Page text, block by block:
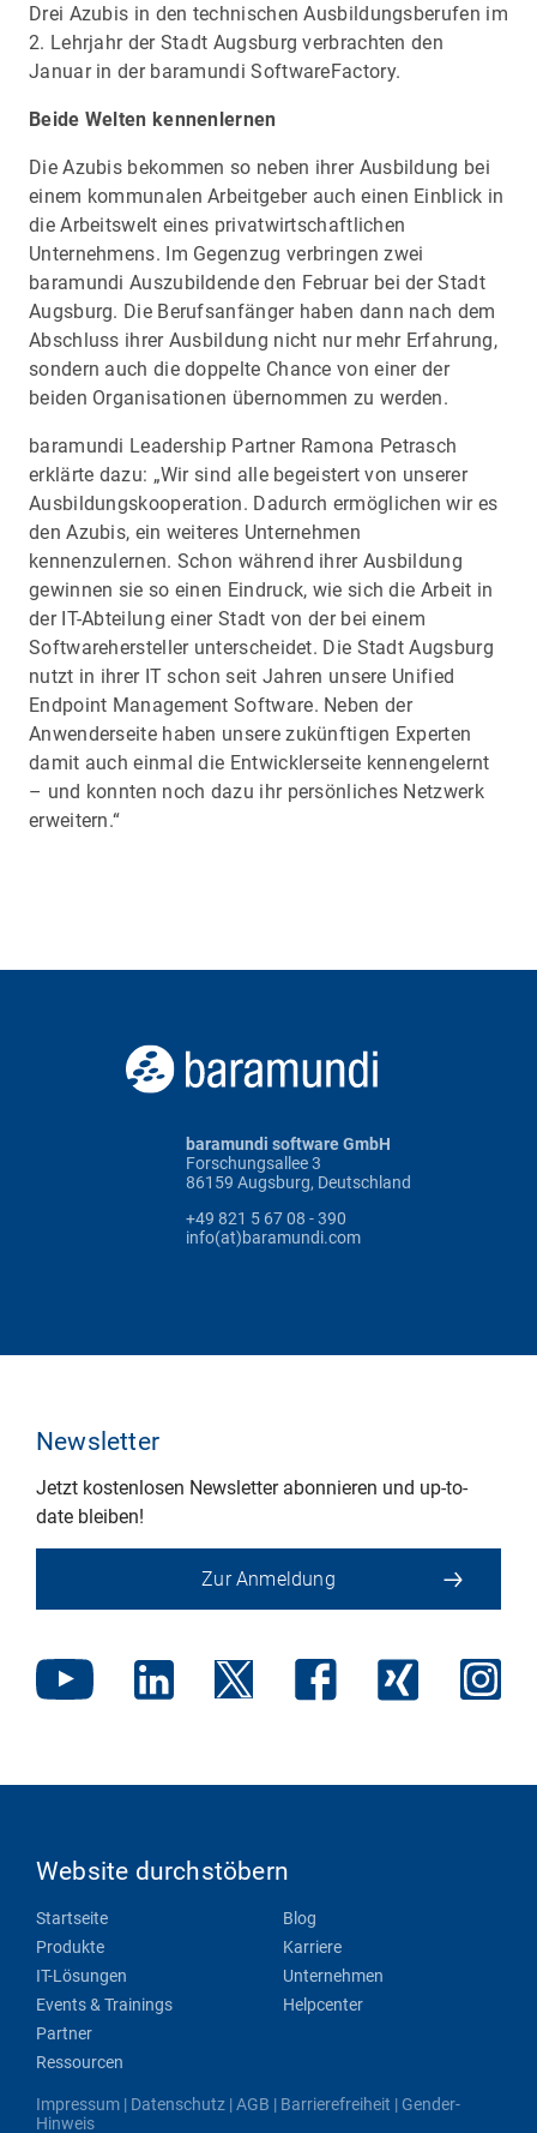
Drei Azubis in den technischen Ausbildungsberufen im
2. Lehrjahr der Stadt Augsburg verbrachten den
Januar in der baramundi SoftwareFactory.
Beide Welten kennenlernen
Die Azubis bekommen so neben ihrer Ausbildung bei
einem kommunalen Arbeitgeber auch einen Einblick in
die Arbeitswelt eines privatwirtschaftlichen
Unternehmens. Im Gegenzug verbringen zwei
baramundi Auszubildende den Februar bei der Stadt
Augsburg. Die Berufsanfänger haben dann nach dem
Abschluss ihrer Ausbildung nicht nur mehr Erfahrung,
sondern auch die doppelte Chance von einer der
beiden Organisationen übernommen zu werden.
baramundi Leadership Partner Ramona Petrasch
erklärte dazu: „Wir sind alle begeistert von unserer
Ausbildungskooperation. Dadurch ermöglichen wir es
den Azubis, ein weiteres Unternehmen
kennenzulernen. Schon während ihrer Ausbildung
gewinnen sie so einen Eindruck, wie sich die Arbeit in
der IT-Abteilung einer Stadt von der bei einem
Softwarehersteller unterscheidet. Die Stadt Augsburg
nutzt in ihrer IT schon seit Jahren unsere Unified
Endpoint Management Software. Neben der
Anwenderseite haben unsere zukünftigen Experten
damit auch einmal die Entwicklerseite kennengelernt
– und konnten noch dazu ihr persönliches Netzwerk
erweitern.“
baramundi software GmbH
Forschungsallee 3
86159 Augsburg, Deutschland
+49 821 5 67 08 - 390
info(at)baramundi.com
Newsletter
Jetzt kostenlosen Newsletter abonnieren und up-to-
date bleiben!
Zur Anmeldung
Website durchstöbern
Startseite
Produkte
IT-Lösungen
Events & Trainings
Partner
Ressourcen
Blog
Karriere
Unternehmen
Helpcenter
Impressum | Datenschutz |AGB | Barrierefreiheit | Gender-
Hinweis